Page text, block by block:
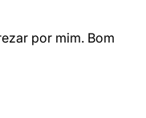
por mim. Bom